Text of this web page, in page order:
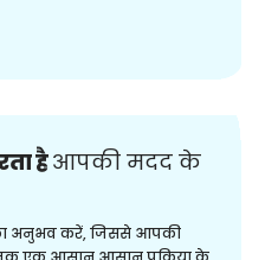
हैआपकी मदद के
का अनुभव करें, जिससे आपकी